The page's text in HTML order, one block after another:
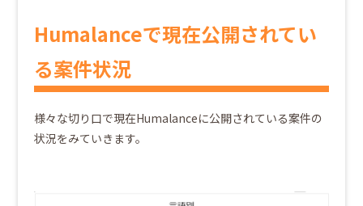
Humalanceで現在公開されてい
る案件状況
様々な切り口で現在Humalanceに公開されている案件の
状況をみていきます。